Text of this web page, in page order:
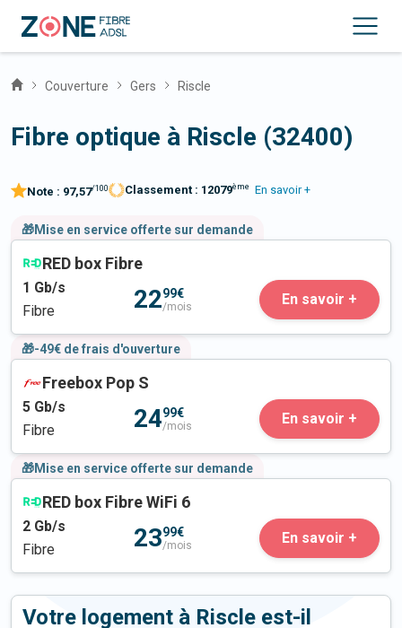
Couverture Gers Riscle
Fibre optique à Riscle (32400)
Note : 97,57/100 Classement : 12079ème En savoir +
🎁Mise en service offerte sur demande
RED box Fibre
1 Gb/s
Fibre
2299€
/mois En savoir +
🎁-49€ de frais d'ouverture
Freebox Pop S
5 Gb/s
Fibre
2499€
/mois En savoir +
🎁Mise en service offerte sur demande
RED box Fibre WiFi 6
2 Gb/s
Fibre
2399€
/mois En savoir +
Votre logement à Riscle est-il